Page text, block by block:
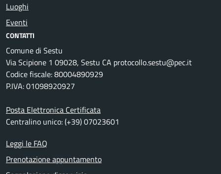
Luoghi
Eventi
CONTATTI
Comune di Sestu
Via Scipione 1 09028, Sestu CA protocollo.sestu@pec.it
Codice fiscale: 80004890929
P.IVA: 01098920927
Posta Elettronica Certificata
Centralino unico: (+39) 07023601
Leggi le FAQ
Prenotazione appuntamento